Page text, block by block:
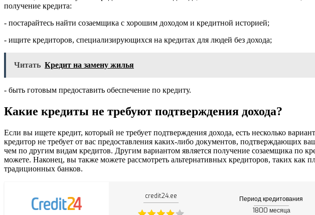
получение кредита:
- постарайтесь найти созаемщика с хорошим доходом и кредитной историей;
- ищите кредиторов, специализирующихся на кредитах для людей без дохода;
Читать Кредит на замену жилья
- быть готовым предоставить обеспечение по кредиту.
Какие кредиты не требуют подтверждения дохода?
Если вы ищете кредит, который не требует подтверждения дохода, есть несколько
кредитор не требует от вас предоставления каких-либо документов, подтверждающих
чем по другим видам кредитов. Другим вариантом является получение созаемщика по
можете. Наконец, вы также можете рассмотреть альтернативных кредиторов, таких как
традиционных банков.
credit24.ee Период кредитования
1800 месяца